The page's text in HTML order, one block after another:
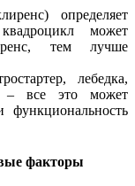
определяет
может
тем лучше
лебедка,
– все это может
факторы